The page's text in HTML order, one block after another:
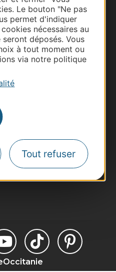
Le bouton "Ne pas
permet d'indiquer
nécessaires au
déposés. Vous
à tout moment ou
via notre politique
Tout refuser
d'information
recevoir des
visites et de sorties.